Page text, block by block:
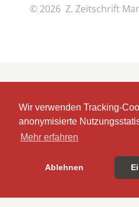
Wir verwenden Tracking-
anonymisierte
Mehr erfahren
Ablehnen
© 2026 Z. Zeitschrift